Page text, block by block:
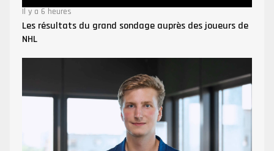
Il y a 6 heures
Les résultats du grand sondage auprès des joueurs de
NHL